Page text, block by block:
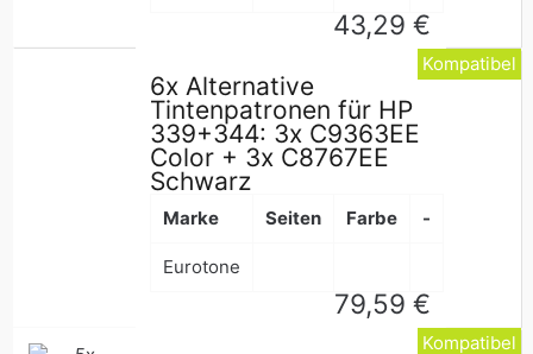
Normaler
Preis
43,29 €
6x Alternative
Tintenpatronen für HP
339+344: 3x C9363EE
Color + 3x C8767EE
Schwarz
Marke Seiten Farbe -
Eurotone
Normaler
Preis
79,59 €
Kompatibel
Kompatibel